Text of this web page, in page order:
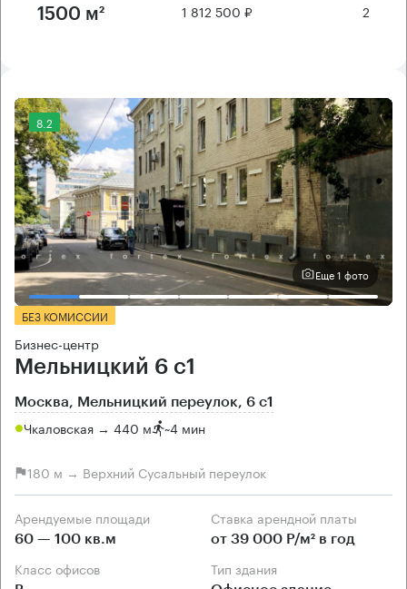
1500 м² 1 812 500 ₽ 2
8.2
Еще 1 фото
БЕЗ КОМИССИИ
Бизнес-центр
Мельницкий 6 с1
Москва, Мельницкий переулок, 6 с1
Чкаловская → 440 м ~4 мин
180 м → Верхний Сусальный переулок
Арендуемые площади
60 — 100 кв.м
Ставка арендной платы
от 39 000 Р/м² в год
Класс офисов Тип здания